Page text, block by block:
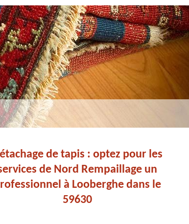
de tapis : optez pour les
de Nord Rempaillage un
à Looberghe dans le
59630